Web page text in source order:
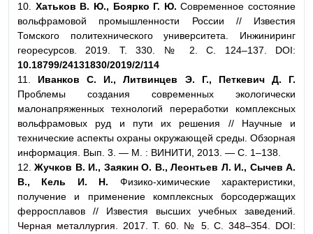
10. Хатьков В. Ю., Боярко Г. Ю. Современное состояние
вольфрамовой промышленности России // Известия
Томского политехнического университета. Инжиниринг
георесурсов. 2019. Т. 330. № 2. С. 124–137. DOI:
10.18799/24131830/2019/2/114
11. Иванков С. И., Литвинцев Э. Г., Петкевич Д. Г.
Проблемы создания современных экологически
малонапряженных технологий переработки комплексных
вольфрамовых руд и пути их решения // Научные и
технические аспекты охраны окружающей среды. Обзорная
информация. Вып. 3. — М. : ВИНИТИ, 2013. — С. 1–138.
12. Жучков В. И., Заякин О. В., Леонтьев Л. И., Сычев А.
В., Кель И. Н. Физико-химические характеристики,
получение и применение комплексных борсодержащих
ферросплавов // Известия высших учебных заведений.
Черная металлургия. 2017. Т. 60. № 5. С. 348–354. DOI: